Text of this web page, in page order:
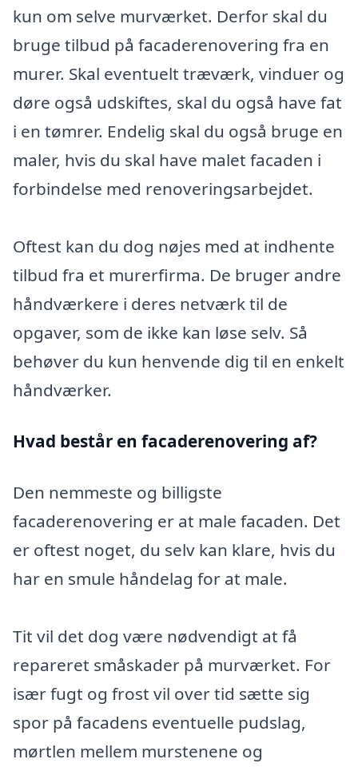
kun om selve murværket. Derfor skal du
bruge tilbud på facaderenovering fra en
murer. Skal eventuelt træværk, vinduer og
døre også udskiftes, skal du også have fat
i en tømrer. Endelig skal du også bruge en
maler, hvis du skal have malet facaden i
forbindelse med renoveringsarbejdet.
Oftest kan du dog nøjes med at indhente
tilbud fra et murerfirma. De bruger andre
håndværkere i deres netværk til de
opgaver, som de ikke kan løse selv. Så
behøver du kun henvende dig til en enkelt
håndværker.
Hvad består en facaderenovering af?
Den nemmeste og billigste
facaderenovering er at male facaden. Det
er oftest noget, du selv kan klare, hvis du
har en smule håndelag for at male.
Tit vil det dog være nødvendigt at få
repareret småskader på murværket. For
især fugt og frost vil over tid sætte sig
spor på facadens eventuelle pudslag,
mørtlen mellem murstenene og